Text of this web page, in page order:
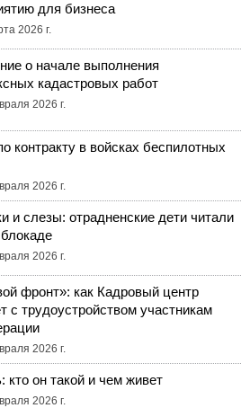
для бизнеса
2026 г.
о начале выполнения
кадастровых работ
2026 г.
контракту в войсках беспилотных
2026 г.
и слезы: отрадненские дети читали
2026 г.
фронт»: как Кадровый центр
с трудоустройством участникам
2026 г.
кто он такой и чем живет
2026 г.